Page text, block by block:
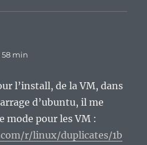
58 min
l’install, de la VM, dans
d’ubuntu, il me
mode pour les VM :
r/linux/duplicates/1b